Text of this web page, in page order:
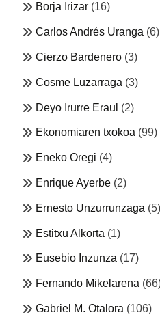
Borja Irizar (16)
Carlos Andrés Uranga (6)
Cierzo Bardenero (3)
Cosme Luzarraga (3)
Deyo Irurre Eraul (2)
Ekonomiaren txokoa (99)
Eneko Oregi (4)
Enrique Ayerbe (2)
Ernesto Unzurrunzaga (5)
Estitxu Alkorta (1)
Eusebio Inzunza (17)
Fernando Mikelarena
Gabriel M. Otalora (106)